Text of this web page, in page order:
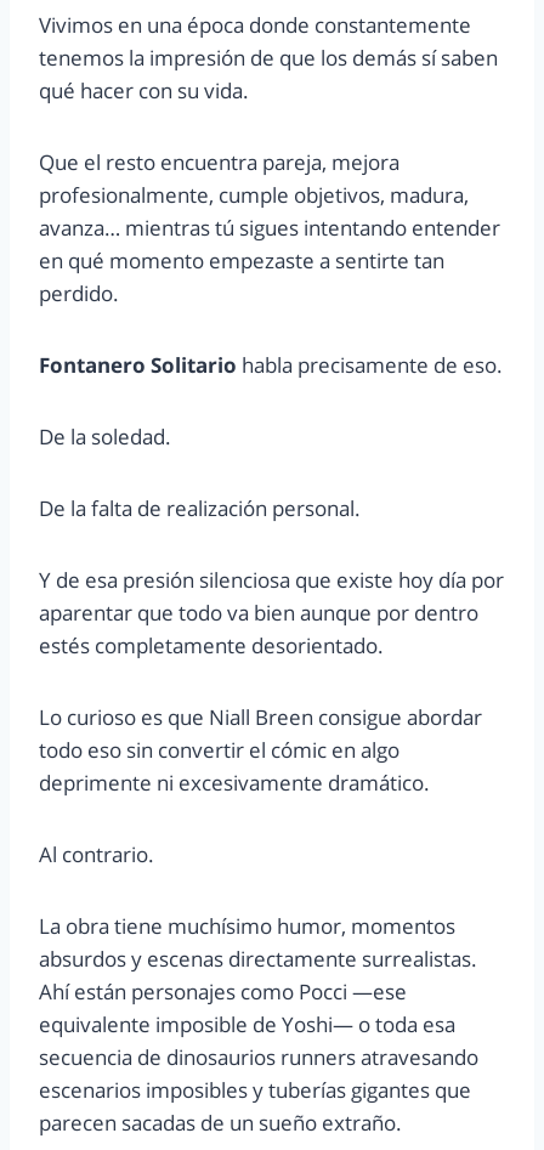
Vivimos en una época donde constantemente
tenemos la impresión de que los demás sí saben
qué hacer con su vida.
Que el resto encuentra pareja, mejora
profesionalmente, cumple objetivos, madura,
avanza… mientras tú sigues intentando entender
en qué momento empezaste a sentirte tan
perdido.
Fontanero Solitario habla precisamente de eso.
De la soledad.
De la falta de realización personal.
Y de esa presión silenciosa que existe hoy día por
aparentar que todo va bien aunque por dentro
estés completamente desorientado.
Lo curioso es que Niall Breen consigue abordar
todo eso sin convertir el cómic en algo
deprimente ni excesivamente dramático.
Al contrario.
La obra tiene muchísimo humor, momentos
absurdos y escenas directamente surrealistas.
Ahí están personajes como Pocci —ese
equivalente imposible de Yoshi— o toda esa
secuencia de dinosaurios runners atravesando
escenarios imposibles y tuberías gigantes que
parecen sacadas de un sueño extraño.